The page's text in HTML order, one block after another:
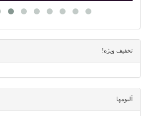
تخفیف ویژه!
آلبومها